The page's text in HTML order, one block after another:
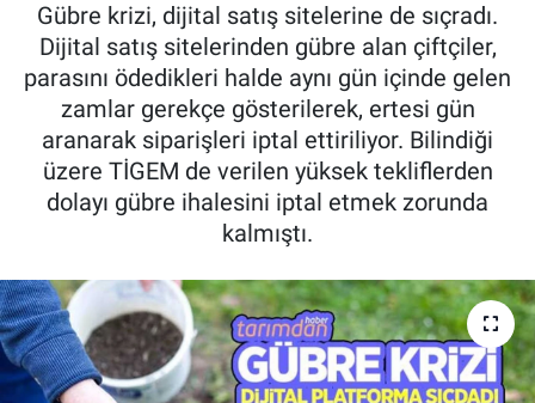
Gübre krizi, dijital satış sitelerine de sıçradı.
Dijital satış sitelerinden gübre alan çiftçiler,
parasını ödedikleri halde aynı gün içinde gelen
zamlar gerekçe gösterilerek, ertesi gün
aranarak siparişleri iptal ettiriliyor. Bilindiği
üzere TİGEM de verilen yüksek tekliflerden
dolayı gübre ihalesini iptal etmek zorunda
kalmıştı.
Tarım Kredi Kooperatifleri
Pankobirlik
Et fiyatları
Tarım Bilgisi
Dünyada Tarım
Üretici Birlikleri